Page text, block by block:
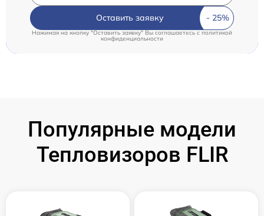
Оставить заявку
Нажимая на кнопку "Оставить заявку" Вы соглашаетесь c политикой
конфиденциальности
Популярные модели
Тепловизоров FLIR